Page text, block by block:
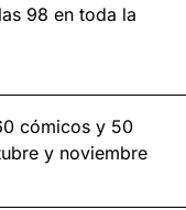
98 en toda la
cómicos y 50
y noviembre